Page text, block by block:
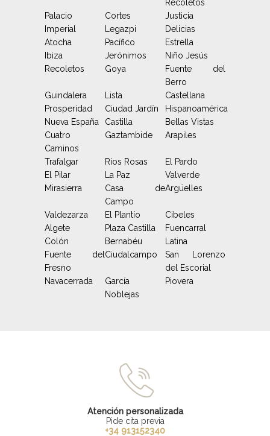
Recoletos
Palacio
Cortes
Justicia
Imperial
Legazpi
Delicias
Atocha
Pacífico
Estrella
Ibiza
Jerónimos
Niño Jesús
Recoletos
Goya
Fuente del
Berro
Guindalera
Lista
Castellana
Prosperidad
Ciudad Jardín
Hispanoamérica
Nueva España
Castilla
Bellas Vistas
Cuatro
Caminos
Gaztambide Arapiles
Trafalgar Ríos Rosas
El Pardo
El Pilar
La Paz
Valverde
Mirasierra
Casa de
Campo
Argüelles
Valdezarza El Plantío
Cibeles
Algete
Plaza Castilla
Fuencarral
Colón
Bernabéu
Latina
Fuente del
Fresno
Ciudalcampo
San Lorenzo
del Escorial
Navacerrada
García
Noblejas
Piovera
Atención personalizada
Pide cita previa
+34 913152340